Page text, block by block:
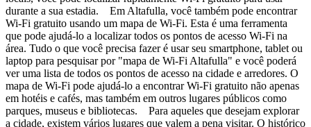
durante a sua estadia. Em Altafulla, você também pode encontrar
Wi-Fi gratuito usando um mapa de Wi-Fi. Esta é uma ferramenta
que pode ajudá-lo a localizar todos os pontos de acesso Wi-Fi na
área. Tudo o que você precisa fazer é usar seu smartphone, tablet ou
laptop para pesquisar por "mapa de Wi-Fi Altafulla" e você poderá
ver uma lista de todos os pontos de acesso na cidade e arredores. O
mapa de Wi-Fi pode ajudá-lo a encontrar Wi-Fi gratuito não apenas
em hotéis e cafés, mas também em outros lugares públicos como
parques, museus e bibliotecas. Para aqueles que desejam explorar
a cidade, existem vários lugares que valem a pena visitar. O histórico